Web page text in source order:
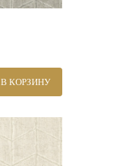
В КОРЗИНУ